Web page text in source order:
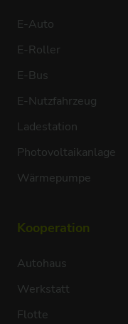
E-Auto
E-Roller
E-Bus
E-Nutzfahrzeug
Ladestation
Photovoltaikanlage
Wärmepumpe
Kooperation
Autohaus
Werkstatt
Flotte